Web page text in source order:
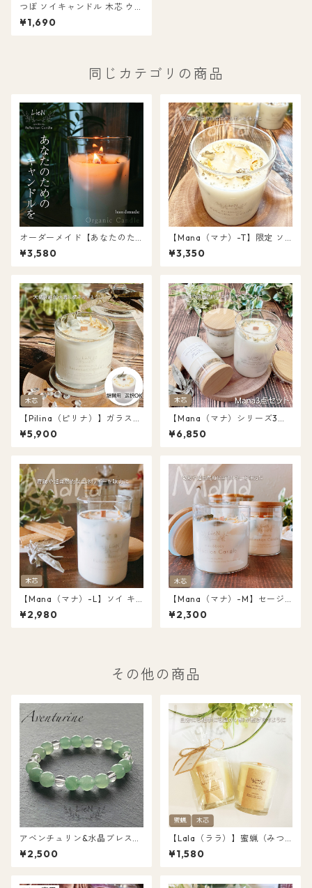
つぼ ソイキャンドル 木芯 ウッ
ドウィック 浄化 キャンドル
¥1,690
同じカテゴリの商品
オーダーメイド【あなたのた
めのキャンドル】容器から材
料まで選んで自分だけのキャ
ガニック キャンドル 天然アロ
マ 送料無料
¥3,580
【Mana（マナ）-T】限定 ソ
イ キャンドル パロサント＆ホ
ワイトセージ オーガニック 天
¥3,350
【Pilina（ピリナ）】ガラスか
ぶせ蓋 ソイ キャンドル セージ
＆パロサント 浄化 キャンドル
¥5,900
【Mana（マナ）シリーズ3点
セット】ソイ キャンドル 木芯
ウッドウィック パロサント＆
¥6,850
【Mana（マナ）-L】ソイ キ
ャンドル 木芯 ウッドウィック
パロサント＆ホワイトセージ
¥2,980
【Mana（マナ）-M】セージ
リーフ埋め込み 浄化 ソイ キャ
ンドル ウッドウィック（木
¥2,300
その他の商品
アベンチュリン&水晶ブレスレ
ット 15cm（LAB8CR6-1）
¥2,500
【Lala（ララ）】蜜蝋（みつ
ろう）キャンドル ソイMix 1個
浄化キャンドル L031
¥1,580